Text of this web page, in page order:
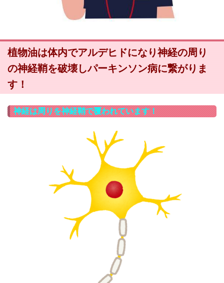
植物油は体内でアルデヒドになり神経の周り
の神経鞘を破壊しパーキンソン病に繋がりま
す！
神経は周りを神経鞘で覆われています！